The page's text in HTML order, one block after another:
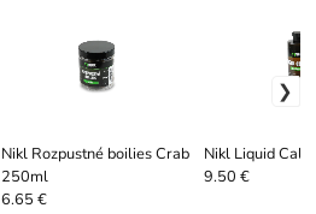
Nikl Rozpustné boilies Crab
250ml
6.65 €
Nikl Liquid
9.50 €